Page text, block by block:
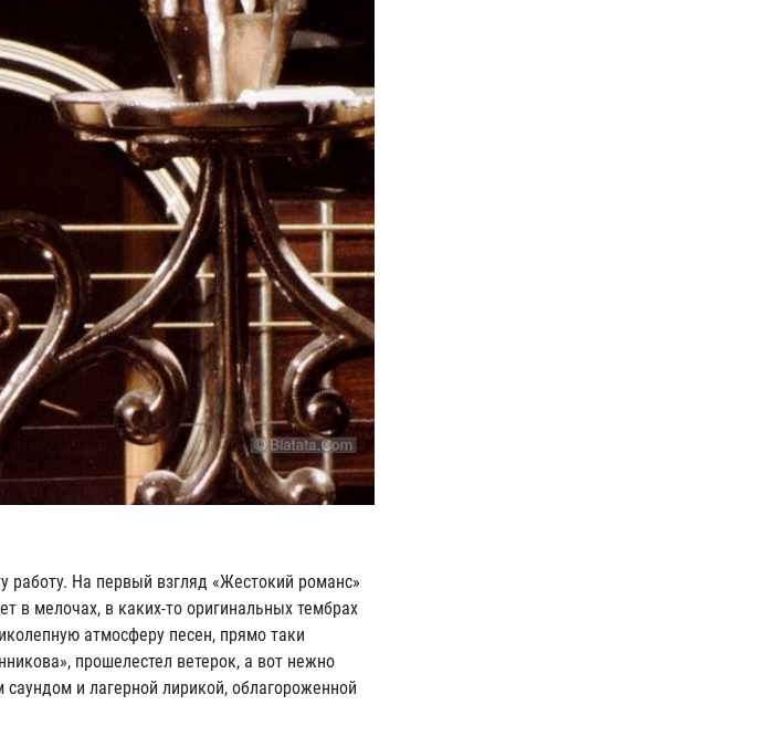
работу. На первый взгляд «Жестокий романс»
в мелочах, в каких-то оригинальных тембрах
атмосферу песен, прямо таки
прошелестел ветерок, а вот нежно
и лагерной лирикой, облагороженной